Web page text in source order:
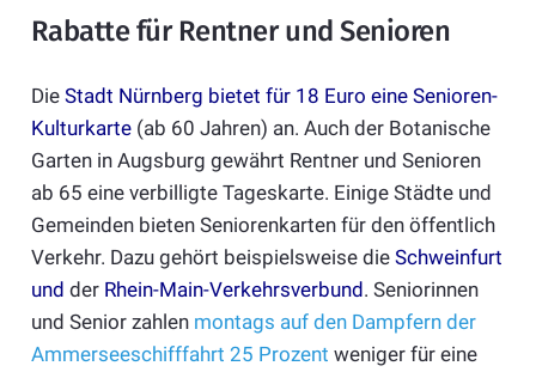
Rabatte für Rentner und Senioren
Die Stadt Nürnberg bietet für 18 Euro eine Senioren-
Kulturkarte(ab 60 Jahren) an. Auch der Botanische
Garten in Augsburg gewährt Rentner und Senioren
ab 65 eine verbilligte Tageskarte. Einige Städte und
Gemeinden bieten Seniorenkarten für den öffentlich
Verkehr. Dazu gehört beispielsweise die Schweinfurt
und der Rhein-Main-Verkehrsverbund. Seniorinnen
und Senior zahlen montags auf den Dampfern der
Ammerseeschifffahrt 25 Prozent weniger für eine